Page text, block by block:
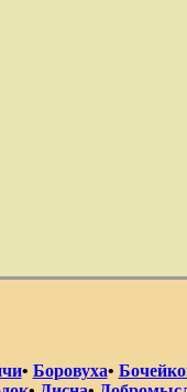
• Боровуха•